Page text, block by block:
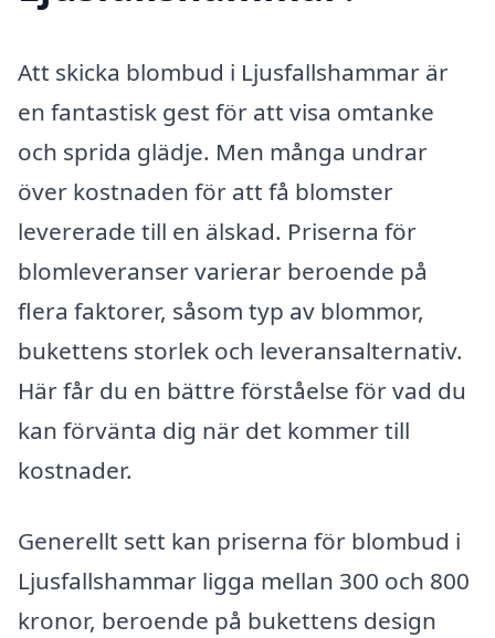
Att skicka blombud i Ljusfallshammar är
en fantastisk gest för att visa omtanke
och sprida glädje. Men många undrar
över kostnaden för att få blomster
levererade till en älskad. Priserna för
blomleveranser varierar beroende på
flera faktorer, såsom typ av blommor,
bukettens storlek och leveransalternativ.
Här får du en bättre förståelse för vad du
kan förvänta dig när det kommer till
kostnader.
Generellt sett kan priserna för blombud i
Ljusfallshammar ligga mellan 300 och 800
kronor, beroende på bukettens design